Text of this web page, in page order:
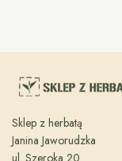
Sklep z herbatą
Janina Jaworudzka